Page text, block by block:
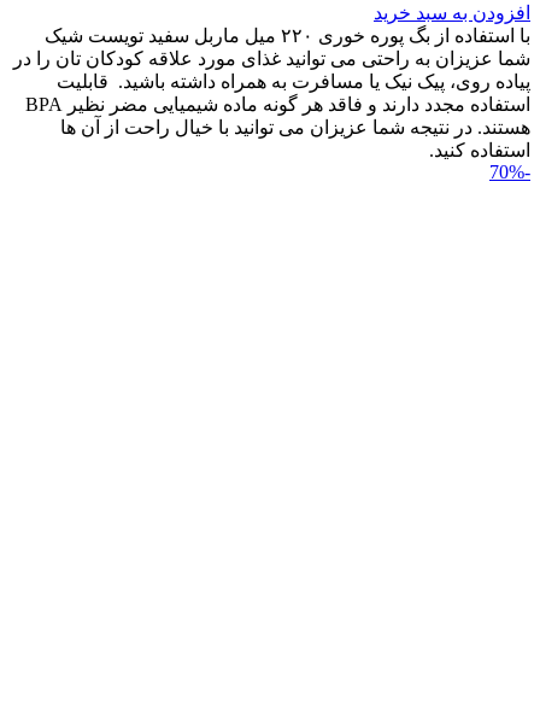
افزودن به سبد خرید
با استفاده از بگ پوره خوری ۲۲۰ میل ماربل سفید تویست شیک
شما عزیزان به راحتی می توانید غذای مورد علاقه کودکان تان را در
پیاده روی، پیک نیک یا مسافرت به همراه داشته باشید. قابلیت
استفاده مجدد دارند و فاقد هر گونه ماده شیمیایی مضر نظیر BPA
هستند. در نتیجه شما عزیزان می توانید با خیال راحت از آن ها
استفاده کنید.
-70%